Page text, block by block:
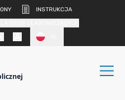
INSTRUKCJA